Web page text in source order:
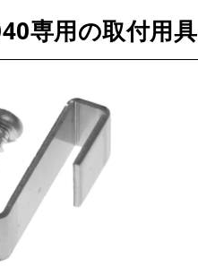
専用の取付用具